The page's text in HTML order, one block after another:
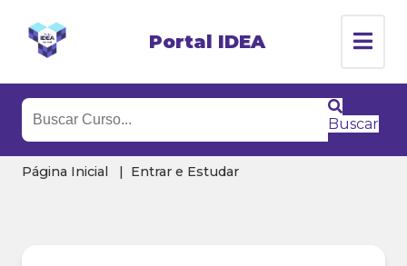
Portal IDEA
Buscar
Página Inicial Entrar e Estudar